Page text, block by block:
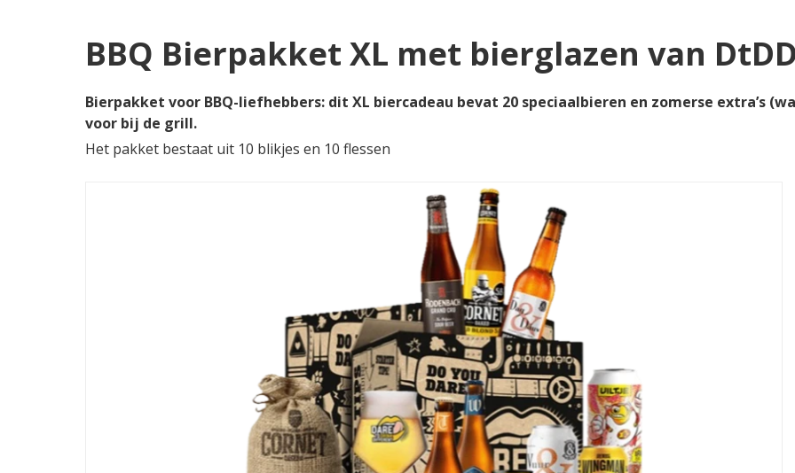
BBQ Bierpakket XL met bierglazen van DtDD
Bierpakket voor BBQ-liefhebbers: dit XL biercadeau bevat 20 speciaalbieren en zomerse extra’s
voor bij de grill.
Het pakket bestaat uit 10 blikjes en 10 flessen